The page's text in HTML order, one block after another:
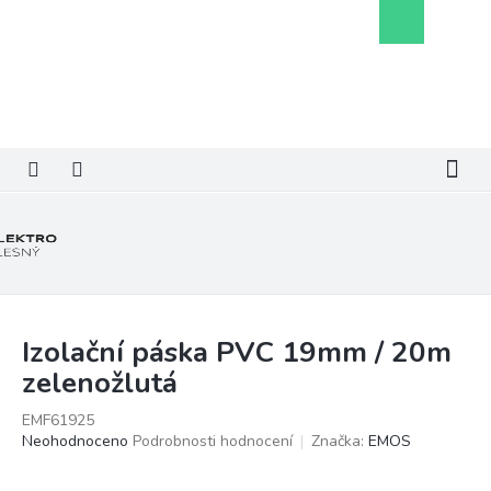
košík
Izolační páska PVC 19mm / 20m
zelenožlutá
EMF61925
Průměrné
Neohodnoceno Podrobnosti hodnocení Značka: EMOS